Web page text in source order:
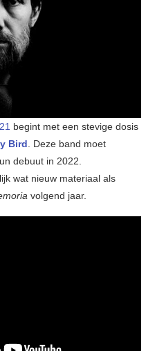
begint met een stevige dosis
Bird. Deze band moet
debuut in 2022.
wat nieuw materiaal als
volgend jaar.